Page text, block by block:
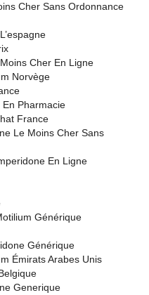
Cher Sans Ordonnance
Cher En Ligne
Norvège
Pharmacie
France
Le Moins Cher Sans
En Ligne
Générique
Générique
Émirats Arabes Unis
Generique